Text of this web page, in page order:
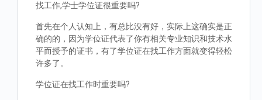
找工作,学士学位证很重要吗?
首先在个人认知上，有总比没有好，实际上这确实是正
确的的，因为学位证代表了你有相关专业知识和技术水
平而授予的证书，有了学位证在找工作方面就变得轻松
许多了。
学位证在找工作时重要吗?